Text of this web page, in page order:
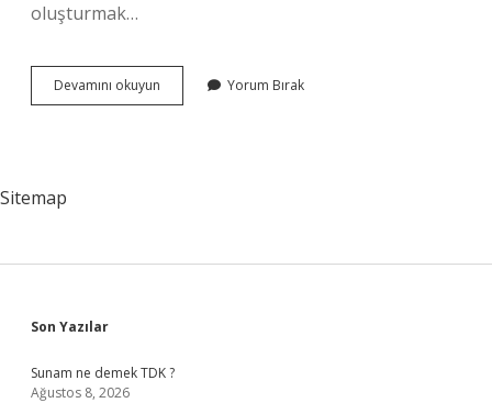
oluşturmak…
Devamını okuyun
Ne
Yorum Bırak
Sitemap
Sidebar
Son Yazılar
Sunam ne demek TDK ?
Ağustos 8, 2026